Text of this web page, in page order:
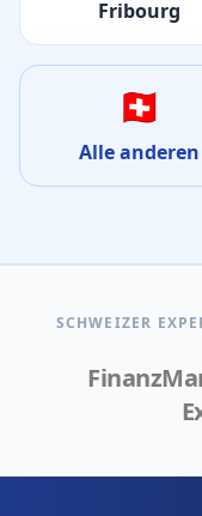
Fribourg
🇨🇭
Alle anderen
SCHWEIZER